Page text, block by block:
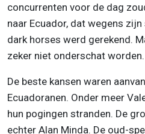
concurrenten voor de dag
naar Ecuador, dat wegens
dark horses werd gerekend.
zeker niet onderschat worden.
De beste kansen waren
Ecuadoranen. Onder meer
hun pogingen stranden. De
echter Alan Minda. De oud-